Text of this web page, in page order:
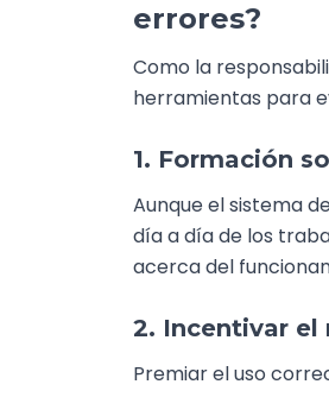
errores?
Como la
herramientas para
1. Formación
Aunque el sistema
día a día de los
acerca del
2. Incentivar el
Premiar el uso